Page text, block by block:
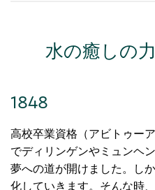
水の癒しの
1848
高校卒業資格（アビトゥー
でディリンゲンやミュンヘ
夢への道が開けました。し
化していきます。そんな時